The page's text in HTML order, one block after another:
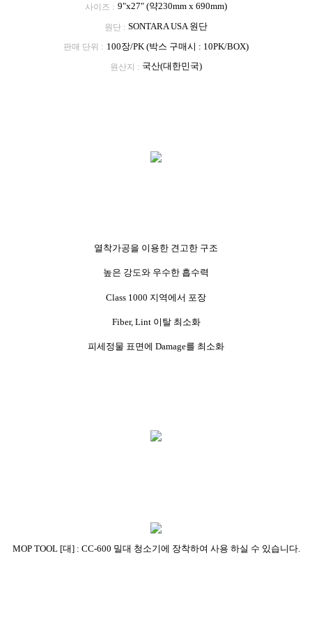
사이즈 9"x27" (약230mm x 690mm)
원단 SONTARA USA 원단
판매 단위 100장/PK (박스 구매시 : 10PK/BOX)
원산지 국산(대한민국)
열착가공을 이용한 견고한 구조
높은 강도와 우수한 흡수력
Class 1000 지역에서 포장
Fiber, Lint 이탈 최소화
피세정물 표면에 Damage를 최소화
MOP TOOL [대] : CC-600 밀대 청소기에 장착하여 사용 하실 수 있습니다.